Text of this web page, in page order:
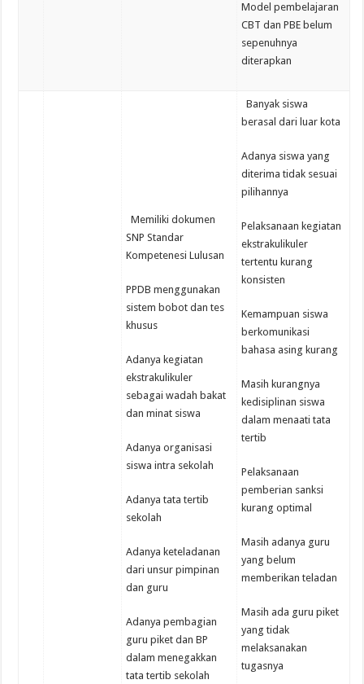
Model pembelajaran
CBT dan PBE belum
sepenuhnya
diterapkan
Memiliki dokumen
SNP Standar
Kompetenesi Lulusan
PPDB menggunakan
sistem bobot dan tes
khusus
Adanya kegiatan
ekstrakulikuler
sebagai wadah bakat
dan minat siswa
Adanya organisasi
siswa intra sekolah
Adanya tata tertib
sekolah
Adanya keteladanan
dari unsur pimpinan
dan guru
Adanya pembagian
guru piket dan BP
dalam menegakkan
tata tertib sekolah
Banyak siswa
berasal dari luar kota
Adanya siswa yang
diterima tidak sesuai
pilihannya
Pelaksanaan kegiatan
ekstrakulikuler
tertentu kurang
konsisten
Kemampuan siswa
berkomunikasi
bahasa asing kurang
Masih kurangnya
kedisiplinan siswa
dalam menaati tata
tertib
Pelaksanaan
pemberian sanksi
kurang optimal
Masih adanya guru
yang belum
memberikan teladan
Masih ada guru piket
yang tidak
melaksanakan
tugasnya